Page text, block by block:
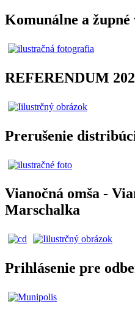
Komunálne a
REFERENDUM
Prerušenie
Vianočná omša -
Marschalka
Prihlásenie pre